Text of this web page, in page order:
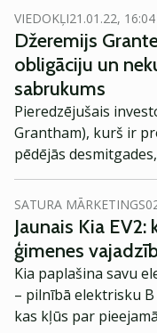
Aleksandrs Elders,
saknēm. Izanalizējot
viņam ir vērtīgs
īpaši -
VIEDOKĻI21.01.22, 16:04
Džeremijs
obligāciju un
sabrukums
Pieredzējušais
Grantham), kurš ir
pēdējās
saskaramies ar
50% - , un Federālā
apturēt, ziņo
SATURA MĀRKETINGS
Jaunais Kia
ģimenes
Kia paplašina savu
– pilnībā elektrisku
kas kļūs par